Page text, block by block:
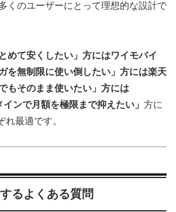
くのユーザーにとって理想的な設計で
めて安くしたい」方にはワイモバイ
を無制限に使い倒したい」方には楽天
もそのまま使いたい」方には
ンで月額を極限まで抑えたい」 方に
れ最適です。
るよくある質問